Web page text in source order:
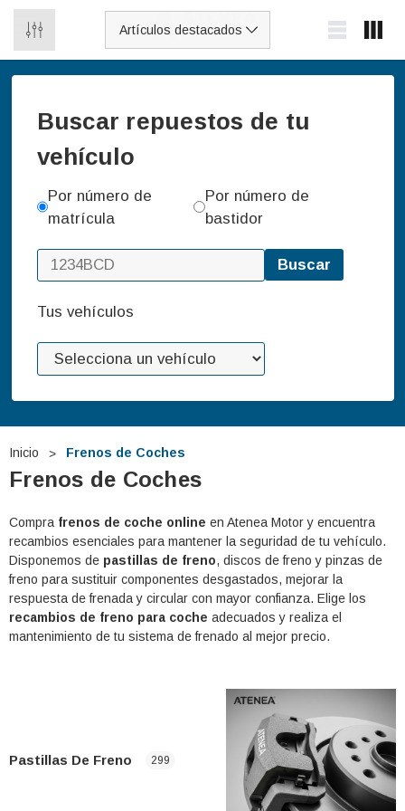
Buscar repuestos de tu
vehículo
Por número de
matrícula
Por número de
bastidor
Buscar
Tus vehículos
Inicio Frenos de Coches
Frenos de Coches
Compra frenos de coche online en Atenea Motor y encuentra
recambios esenciales para mantener la seguridad de tu vehículo.
Disponemos de pastillas de freno, discos de freno y pinzas de
freno para sustituir componentes desgastados, mejorar la
respuesta de frenada y circular con mayor confianza. Elige los
recambios de freno para coche adecuados y realiza el
mantenimiento de tu sistema de frenado al mejor precio.
Pastillas De Freno 299
Batería De Arranque TUDOR TA1000